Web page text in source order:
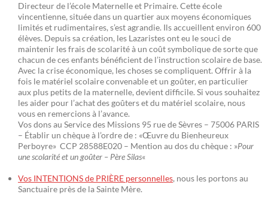
Directeur de l’école Maternelle et Primaire. Cette école
vincentienne, située dans un quartier aux moyens économiques
limités et rudimentaires, s’est agrandie. Ils accueillent environ 600
élèves. Depuis sa création, les Lazaristes ont eu le souci de
maintenir les frais de scolarité à un coût symbolique de sorte que
chacun de ces enfants bénéficient de l’instruction scolaire de base.
Avec la crise économique, les choses se compliquent. Offrir à la
fois le matériel scolaire convenable et un goûter, en particulier
aux plus petits de la maternelle, devient difficile. Si vous souhaitez
les aider pour l’achat des goûters et du matériel scolaire, nous
vous en remercions à l’avance.
Vos dons au Service des Missions 95 rue de Sèvres – 75006 PARIS
– Établir un chèque à l’ordre de : «Œuvre du Bienheureux
Perboyre» CCP 28588E020 – Mention au dos du chèque : »Pour
une scolarité et un goûter – Père Silas«
Vos INTENTIONS de PRIÈRE personnelles, nous les portons au
Sanctuaire près de la Sainte Mère.